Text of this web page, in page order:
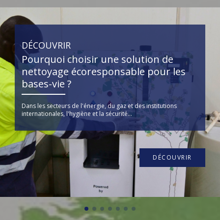
DÉCOUVRIR
Pourquoi choisir une solution de
nettoyage écoresponsable pour les
bases-vie ?
Dans les secteurs de l'énergie, du gaz et des institutions
internationales, l'hygiène et la sécurité...
DÉCOUVRIR